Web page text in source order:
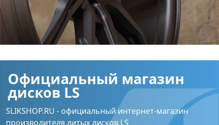
Официальный магазин
дисков LS
SLIKSHOP.RU - официальный интернет-магазин
производителя литых дисков LS